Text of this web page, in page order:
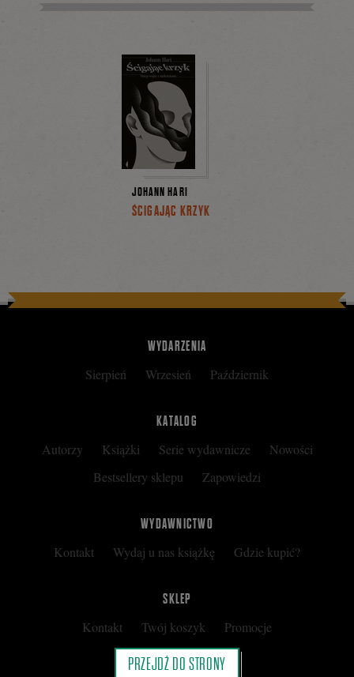
JOHANN HARI
ŚCIGAJĄC KRZYK
WYDARZENIA
Sierpień Wrzesień Październik
KATALOG
Autorzy Książki Serie wydawnicze
Nowości
Bestsellery sklepu
Zapowiedzi
WYDAWNICTWO
Kontakt Wydaj u nas książkę Gdzie kupić?
SKLEP
Kontakt Twój koszyk
Promocje
Kup kartę podarunkową
Nota prawna
PRZEJDŹ DO STRONY